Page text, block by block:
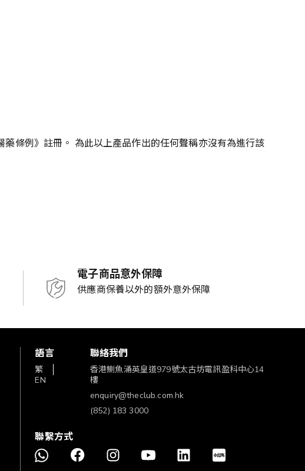
條例》註冊。 為此以上產品作出的任何聲稱亦沒有為進行該
電子商品意外保障
供應商保養以外的額外意外保障
語言
繁
EN
聯絡我們
香港鰂魚涌英皇道979號太古坊電訊盈科中心14
樓
enquiry@theclub.com.hk
(852) 183 3000
聯繫方式